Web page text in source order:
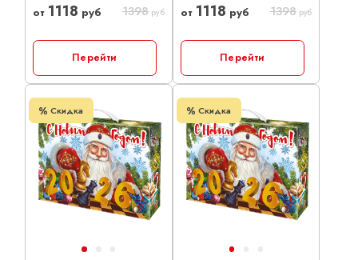
от 1118 руб 1398 руб
Перейти
от 1118 руб 1398 руб
Перейти
Скидка Скидка